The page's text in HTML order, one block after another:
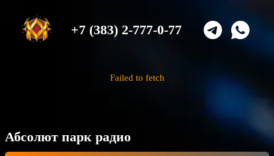
+7 (383) 2-777-0-77
Failed to fetch
Абсолют парк радио